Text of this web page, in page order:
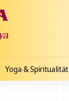
Yoga & Spiritualität